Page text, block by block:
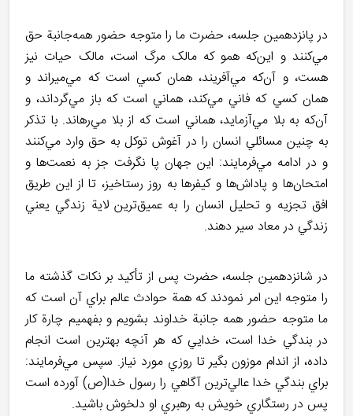
در پانزدهمين جلسه، حضرت ما را متوجه حضور همه‌جانبة حق
مي‌کنند و اين‌که همو که مالک مرگ است، مالک حيات نيز
هست، و آن‌که مي‌آفريند، همان کسي است که مي‌ميراند و
همان کسي که فاني مي‌کند، هماني است که باز مي‌گرداند، و
آن‌که به بلا مي‌آزمايد، هماني است که از بلا مي‌رهاند. با تذکر
به چنين مسائلي انسان را در آغوش توکل به حق وارد مي‌کنند
و در ادامه مي‌فرمايند: اين جهان پا نگرفت جز به نعمت‌ها و
امتحان‌ها و پاداش‌ها و کيفرها به روز رستاخيز، تا از اين طريق
افق تجزيه و تحليل انسان را به عميق‌ترين لاية زندگي يعني
زندگي در معاد سير دهند.
در شانزدهمين جلسه، حضرت پس از تأکيد بر نکات گذشته ما
را متوجه اين امر نمودند که همة حوادث عالم براي آن است که
ما متوجه حضور همه جانبة خداوند بشويم و بفهميم چارة کار
در بندگي خدا است، خدايي که هر آنچه بهترين است انجام
داده، از اندام موزون بگير تا روزي مورد نياز. سپس مي‌فرمايند:
براي بندگي خدا عالي‌ترين آگاهي را رسول خدا(ص) آورده است
پس در رستگاري خويش به رهبري او دلخوش باشيد.